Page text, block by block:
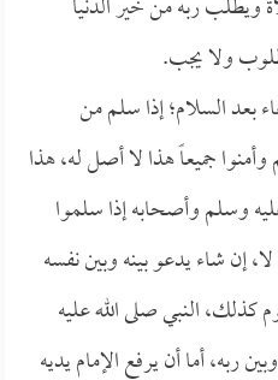
ولا يجب.
بعد السلام؛ إذا سلم من
وأمنوا جميعاً هذا لا أصل له، هذا
وسلم وأصحابه إذا سلموا
إن شاء يدعو بينه وبين نفسه
كذلك، النبي صلى الله عليه
ربه، أما أن يرفع الإمام يديه